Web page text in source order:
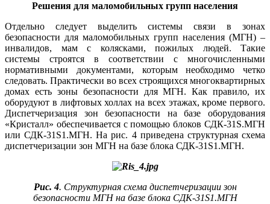
Решения для маломобильных групп населения
Отдельно следует выделить системы связи в зонах
безопасности для маломобильных групп населения (МГН) –
инвалидов, мам с колясками, пожилых людей. Такие
системы строятся в соответствии с многочисленными
нормативными документами, которым необходимо четко
следовать. Практически во всех строящихся многоквартирных
домах есть зо­ны безопасности для МГН. Как правило, их
оборудуют в лифтовых холлах на всех этажах, кроме первого.
Диспетчеризация зон безопасности на ба­зе оборудования
«Кристалл» обеспечивается с помощью блоков СДК‑31S.МГН
или СДК‑31S1.МГН. На рис. 4 приведена структурная схема
диспетчеризации зон МГН на ба­зе блока СДК‑31S1.МГН.
Рис. 4. Структурная схема диспетчеризации зон
безопасности МГН на базе блока СДК-31S1.МГН